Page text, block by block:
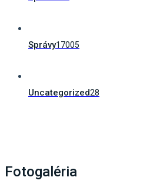
Správy17005
Uncategorized28
Fotogaléria